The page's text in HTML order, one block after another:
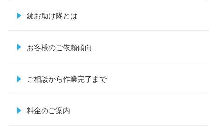
鍵お助け隊とは
お客様のご依頼傾向
ご相談から作業完了まで
料金のご案内